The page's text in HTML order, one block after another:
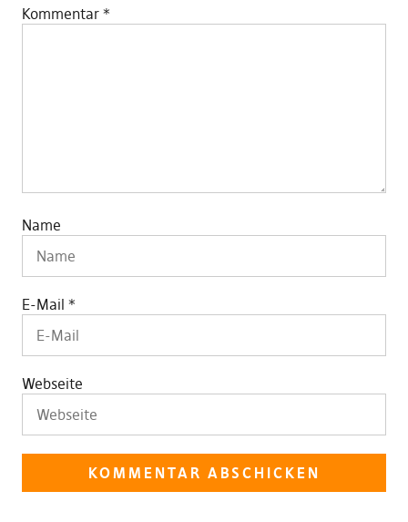
Kommentar *
Name
E-Mail *
Webseite